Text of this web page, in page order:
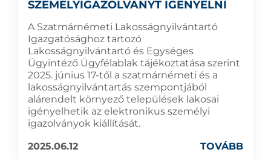
SZEMÉLYIGAZOLVÁNYT IGÉNYELNI
A Szatmárnémeti Lakosságnyilvántartó
Igazgatósághoz tartozó
Lakosságnyilvántartó és Egységes
Ügyintéző Ügyfélablak tájékoztatása szerint
2025. június 17-től a szatmárnémeti és a
lakosságnyilvántartás szempontjából
alárendelt környező települések lakosai
igényelhetik az elektronikus személyi
igazolványok kiállítását.
2025.06.12
TOVÁBB